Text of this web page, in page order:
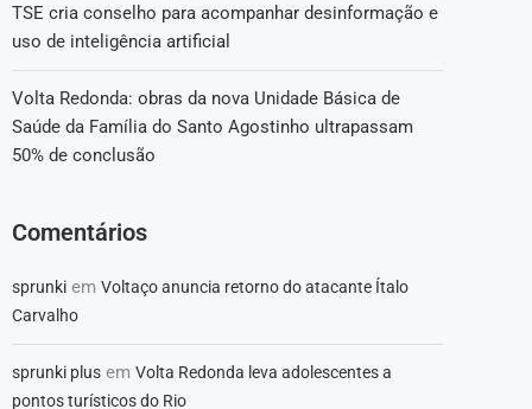
TSE cria conselho para acompanhar desinformação e
uso de inteligência artificial
Volta Redonda: obras da nova Unidade Básica de
Saúde da Família do Santo Agostinho ultrapassam
50% de conclusão
Comentários
sprunki em Voltaço anuncia retorno do atacante Ítalo
Carvalho
sprunki plus em Volta Redonda leva adolescentes a
pontos turísticos do Rio